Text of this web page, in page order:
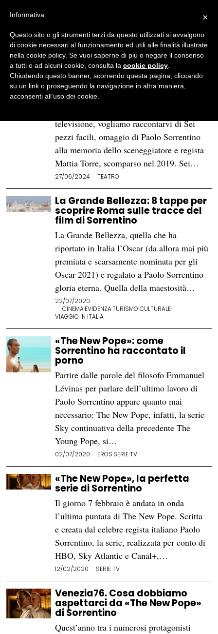
BROWSE TAG
Paolo Sorrentino
«Sei pezzi facili»: l’omaggio
cinematografico a Mattia
Torre
televisione, vogliamo raccontarvi di Sei
pezzi facili, omaggio di Paolo Sorrentino
alla memoria dello sceneggiatore e regista
Mattia Torre, scomparso nel 2019. Sei…
27/06/2024 TEATRO
La Grande Bellezza: 8 tappe per
scoprire Roma sulle tracce del
film di Sorrentino
La Grande Bellezza, quella che ha
riportato in Italia l’Oscar (da allora mai più
premiata e scarsamente nominata per gli
Oscar 2021) e regalato a Paolo Sorrentino
gloria eterna. Quella della maestosità…
22/07/2020
CINEMA·EVIDENZA·TURISMO CULTURALE·
VIAGGIO IN ITALIA
«The New Pope»: come
Sorrentino ha raccontato il
porno
Partire dalle parole del filosofo Emmanuel
Lévinas per parlare dell’ultimo lavoro di
Paolo Sorrentino appare quanto mai
necessario: The New Pope, infatti, la serie
Sky continuativa della precedente The
Young Pope, si…
02/07/2020 EROS·SERIE TV
«The New Pope», la perfetta
serie di Sorrentino
Il giorno 7 febbraio è andata in onda
l’ultima puntata di The New Pope. Scritta
e creata dal celebre regista italiano Paolo
Sorrentino, la serie, realizzata per conto di
HBO, Sky Atlantic e Canal+,…
12/02/2020 SERIE TV
Venezia76. Cosa dobbiamo
aspettarci da «The New Pope»
di Sorrentino
Quest’anno tra i numerosi protagonisti
×
Informativa
Questo sito o gli strumenti terzi da questo utilizzati si avvalgono
di cookie necessari al funzionamento ed utili alle finalità illustrate
nella cookie policy. Se vuoi saperne di più o negare il consenso
a tutti o ad alcuni cookie, consulta la cookie policy
Chiudendo questo banner, scorrendo questa pagina, cliccando
su un link o proseguendo la navigazione in altra maniera,
acconsenti all’uso dei cookie.